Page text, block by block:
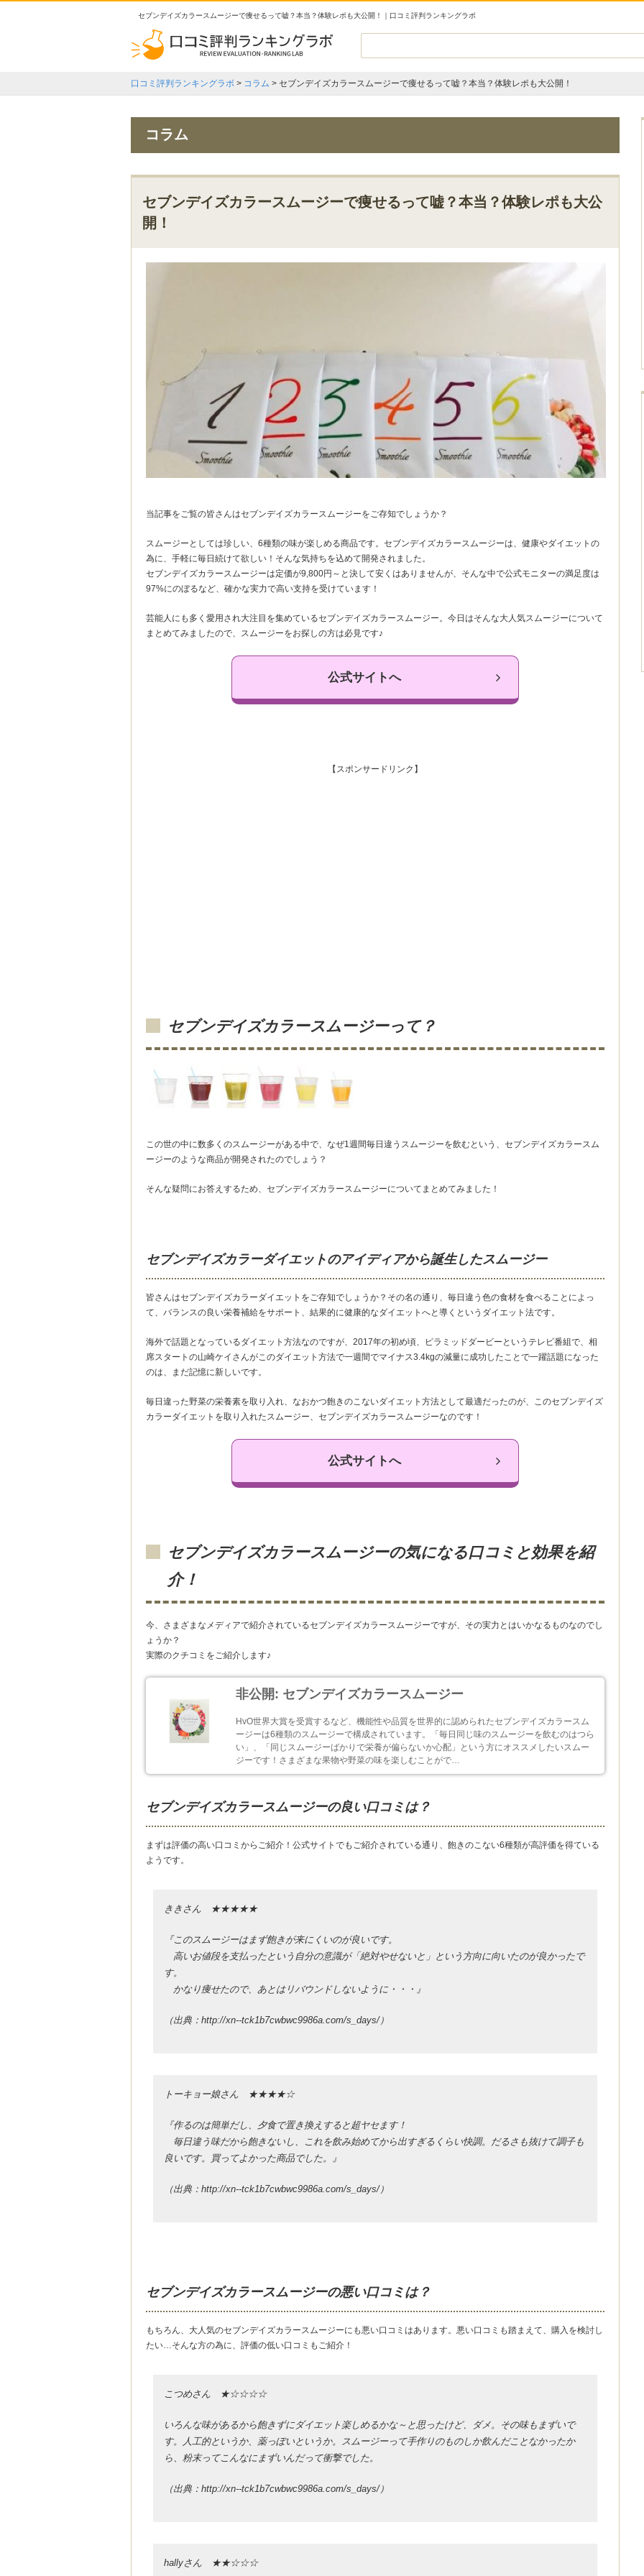
セブンデイズカラースムージーで痩せるって嘘？本当？体験レポも大公開！｜口コミ評判ランキングラボ
口コミ評判ランキングラボ > コラム > セブンデイズカラースムージーで痩せるって嘘？本当？体験レポも大公開！
コラム
セブンデイズカラースムージーで痩せるって嘘？本当？体験レポも大公
開！
当記事をご覧の皆さんはセブンデイズカラースムージーをご存知でしょうか？
スムージーとしては珍しい、6種類の味が楽しめる商品です。セブンデイズカラースムージーは、健康やダイエットの
為に、手軽に毎日続けて欲しい！そんな気持ちを込めて開発されました。
セブンデイズカラースムージーは定価が9,800円～と決して安くはありませんが、そんな中で公式モニターの満足度は
97%にのぼるなど、確かな実力で高い支持を受けています！
芸能人にも多く愛用され大注目を集めているセブンデイズカラースムージー。今日はそんな大人気スムージーについて
まとめてみましたので、スムージーをお探しの方は必見です♪
公式サイトへ
【スポンサードリンク】
セブンデイズカラースムージーって？
この世の中に数多くのスムージーがある中で、なぜ1週間毎日違うスムージーを飲むという、セブンデイズカラースム
ージーのような商品が開発されたのでしょう？
そんな疑問にお答えするため、セブンデイズカラースムージーについてまとめてみました！
セブンデイズカラーダイエットのアイディアから誕生したスムージー
皆さんはセブンデイズカラーダイエットをご存知でしょうか？その名の通り、毎日違う色の食材を食べることによっ
て、バランスの良い栄養補給をサポート、結果的に健康的なダイエットへと導くというダイエット法です。
海外で話題となっているダイエット方法なのですが、2017年の初め頃、ピラミッドダービーというテレビ番組で、相
席スタートの山崎ケイさんがこのダイエット方法で一週間でマイナス3.4kgの減量に成功したことで一躍話題になった
のは、まだ記憶に新しいです。
毎日違った野菜の栄養素を取り入れ、なおかつ飽きのこないダイエット方法として最適だったのが、このセブンデイズ
カラーダイエットを取り入れたスムージー、セブンデイズカラースムージーなのです！
公式サイトへ
セブンデイズカラースムージーの気になる口コミと効果を紹
介！
今、さまざまなメディアで紹介されているセブンデイズカラースムージーですが、その実力とはいかなるものなのでし
ょうか？
実際のクチコミをご紹介します♪
非公開: セブンデイズカラースムージー
HvO世界大賞を受賞するなど、機能性や品質を世界的に認められたセブンデイズカラースム
ージーは6種類のスムージーで構成されています。「毎日同じ味のスムージーを飲むのはつら
い」、「同じスムージーばかりで栄養が偏らないか心配」という方にオススメしたいスムー
ジーです！さまざまな果物や野菜の味を楽しむことがで…
セブンデイズカラースムージーの良い口コミは？
まずは評価の高い口コミからご紹介！公式サイトでもご紹介されている通り、飽きのこない6種類が高評価を得ている
ようです。
ききさん ★★★★★
『このスムージーはまず飽きが来にくいのが良いです。
高いお値段を支払ったという自分の意識が「絶対やせないと」という方向に向いたのが良かったで
す。
かなり痩せたので、あとはリバウンドしないように・・・』
（出典：http://xn--tck1b7cwbwc9986a.com/s_days/）
トーキョー娘さん ★★★★☆
『作るのは簡単だし、夕食で置き換えすると超ヤセます！
毎日違う味だから飽きないし、これを飲み始めてから出すぎるくらい快調。だるさも抜けて調子も
良いです。買ってよかった商品でした。』
（出典：http://xn--tck1b7cwbwc9986a.com/s_days/）
セブンデイズカラースムージーの悪い口コミは？
もちろん、大人気のセブンデイズカラースムージーにも悪い口コミはあります。悪い口コミも踏まえて、購入を検討し
たい…そんな方の為に、評価の低い口コミもご紹介！
こつめさん ★☆☆☆☆
いろんな味があるから飽きずにダイエット楽しめるかな～と思ったけど、ダメ。その味もまずいで
す。人工的というか、薬っぽいというか。スムージーって手作りのものしか飲んだことなかったか
ら、粉末ってこんなにまずいんだって衝撃でした。
（出典：http://xn--tck1b7cwbwc9986a.com/s_days/）
hallyさん ★★☆☆☆